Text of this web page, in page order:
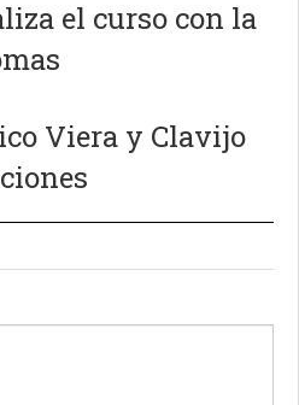
el curso con la
Viera y Clavijo